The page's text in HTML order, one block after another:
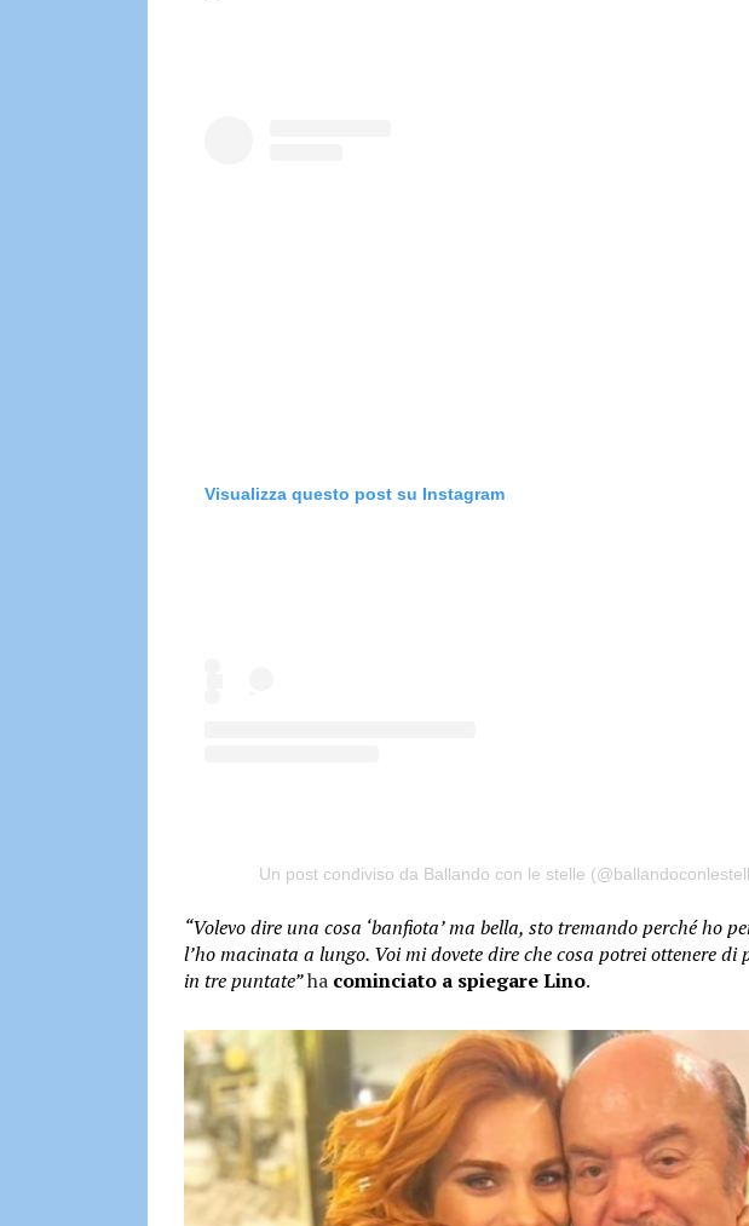
Visualizza questo post su Instagram
Un post condiviso da Ballando con le stelle
“Volevo dire una cosa ‘banfiota’ ma bella, sto tremando perché ho
l’ho macinata a lungo. Voi mi dovete dire che cosa potrei ottenere
in tre puntate”ha cominciato a spiegare Lino.